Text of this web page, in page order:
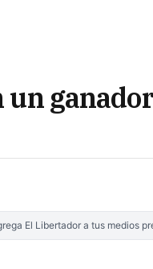
El Libertador a tus medios